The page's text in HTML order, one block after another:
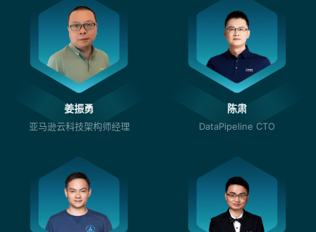
姜振勇
亚马逊云科技架构师经理
陈肃
DataPipeline CTO